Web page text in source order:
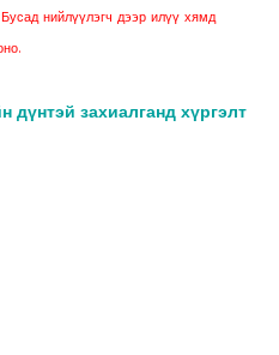
Бусад нийлүүлэгч дээр илүү хямд
дүнтэй захиалганд хүргэлт